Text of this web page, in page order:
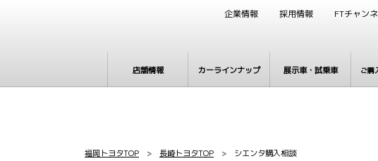
店舗情報 カーラインナップ 展示車・試乗車 ご購
企業情報 採用情報 FTチャン
福岡トヨタTOP > 長崎トヨタTOP > シエンタ購入相談